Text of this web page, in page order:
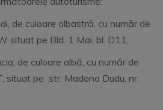
de culoare albastră, cu număr de
situat pe Bld. 1 Mai, bl. D11;
de culoare albă, cu număr de
situat pe str. Madona Dudu, nr.